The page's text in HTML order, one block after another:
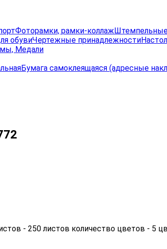
Фоторамки, рамки-коллаж
обувиЧертежные принадлежности
Медали
Бумага самоклеящаяся (адресные
- 250 листов количество цветов - 5